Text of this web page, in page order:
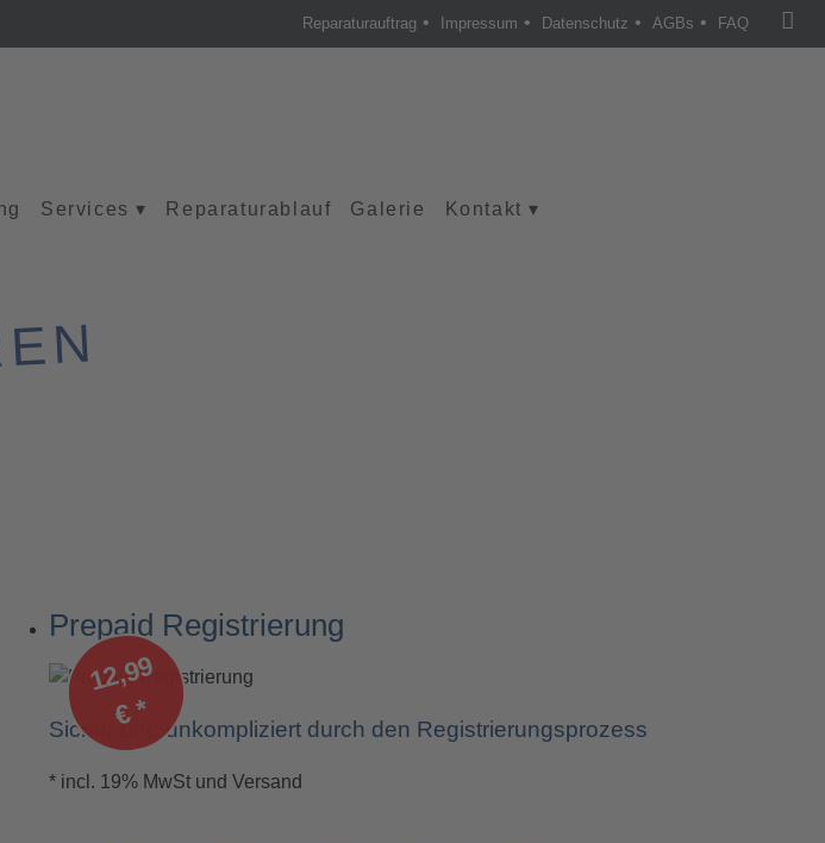
Reparaturauftrag • Impressum • Datenschutz • AGBs • FAQ
Services ▾ Reparaturablauf Galerie Kontakt ▾
Prepaid Registrierung
1
2,
9
9
€
*
Sicher und unkompliziert durch den Registrierungsprozess
* incl. 19% MwSt und Versand